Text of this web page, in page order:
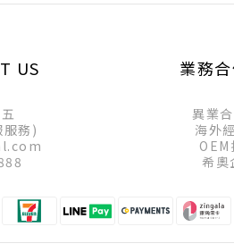
US
服務)
業務
異業
海外
希